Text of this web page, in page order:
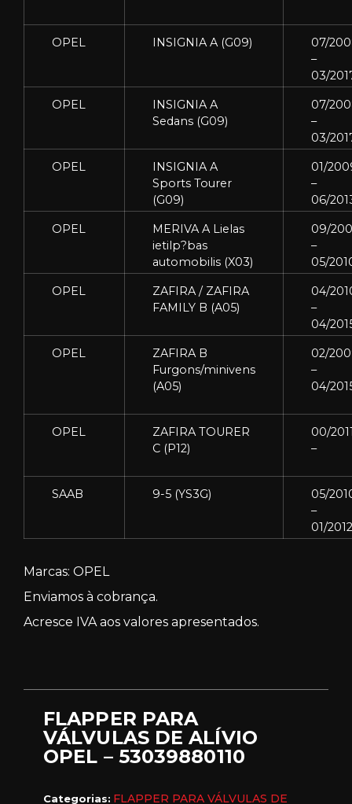
OPEL INSIGNIA A (G09)
07/
–
03/
OPEL
INSIGNIA A
Sedans (G09)
07/
–
03/
OPEL
INSIGNIA A
Sports Tourer
(G09)
01/
–
06/
OPEL
MERIVA A Lielas
ietilp?bas
automobilis (X03)
09/
–
05/
OPEL
ZAFIRA / ZAFIRA
FAMILY B (A05)
04/
–
04/
OPEL
ZAFIRA B
Furgons/minivens
(A05)
02/
–
04/
OPEL
ZAFIRA TOURER
C (P12)
00/
–
SAAB 9-5 (YS3G)
05/
–
01/2012
Marcas: OPEL
Enviamos à cobrança.
Acresce IVA aos valores apresentados.
FLAPPER PARA
VÁLVULAS DE ALÍVIO
OPEL – 53039880110
Categorias: FLAPPER PARA VÁLVULAS DE